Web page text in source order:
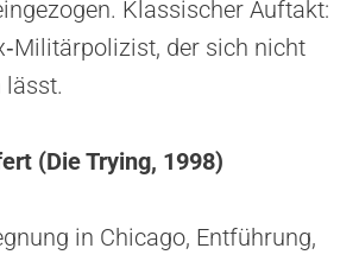
Klassischer Auftakt:
der sich nicht
lässt.
(Die Trying, 1998)
in Chicago, Entführung,